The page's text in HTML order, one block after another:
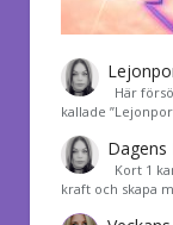
Här
kallade
Dagens
Kort 1
kraft och skapa